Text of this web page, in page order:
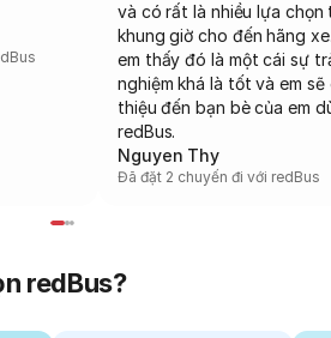
và có rất là nhiều lựa chọn
khung giờ cho đến hãng
em thấy đó là một cái sự
nghiệm khá là tốt và em sẽ
thiệu đến bạn bè của em
redBus.
Nguyen Thy
Đã đặt 2 chuyến đi với redBus
redBus?